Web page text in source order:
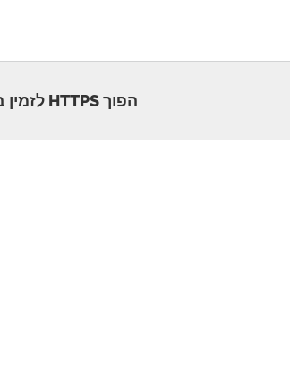
הפוך HTTPS לזמין ב- Nginx